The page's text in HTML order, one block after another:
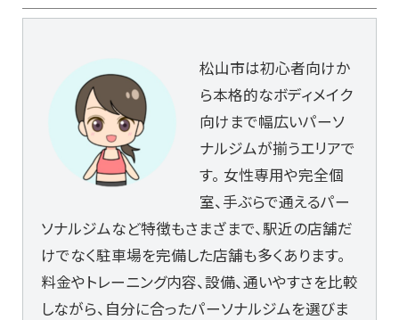
松山市は初心者向けか
ら本格的なボディメイク
向けまで幅広いパーソ
ナルジムが揃うエリアで
す。 女性専用や完全個
室、手ぶらで通えるパー
ソナルジムなど特徴もさまざまで、駅近の店舗だ
けでなく駐車場を完備した店舗も多くあります。
料金やトレーニング内容、設備、通いやすさを比較
しながら、自分に合ったパーソナルジムを選びま